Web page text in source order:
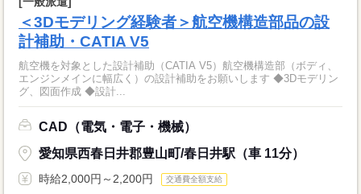
＜3Dモデリング経験者＞航空機構造部品の設
計補助・CATIA V5
航空機を対象とした設計補助（CATIA V5）航空機構造部（ボディ、
エンジンメインに幅広く）の設計補助をお願いします ◆3Dモデリン
グ、図面作成 ◆設計...
CAD（電気・電子・機械）
愛知県西春日井郡豊山町/春日井駅（車 11分）
時給2,000円～2,200円 交通費全額支給